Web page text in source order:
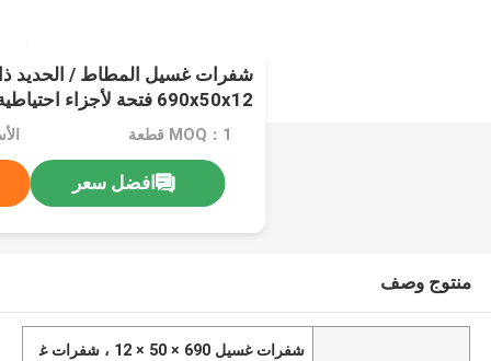
شفرات غسيل المطاط / الحديد
690x50x12 فتحة لأجزاء احتياطية للطباعة KORD64
MOQ：1 قطعة
افضل سعر
منتوج وصف
شفرات غسيل 690 × 50 × 12 ، شفرات غ